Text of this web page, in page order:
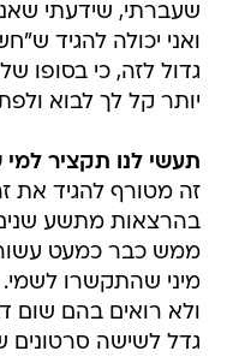
שעברתי, שידעתי
ואני יכולה להגיד
גדול לזה, כי בסופו
יותר קל לך לבוא
תעשי לנו תקציר
זה מטורף להגיד את
בהרצאות מתשע
ממש כבר כמעט
מיני שהתקשרו
ולא רואים בהם שום
גדל לשישה סרטונים